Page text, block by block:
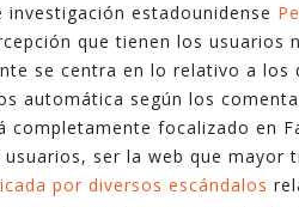
en el que intento divulgar
la generación de valor y
la explotación de datos,
investigación estadounidense
que tienen los usuarios
se centra en lo relativo a
automática según los
completamente focalizado en
usuarios, ser la web que
por diversos escándalos